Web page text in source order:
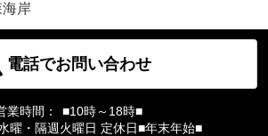
岸
電話でお問い合わせ
業時間：
■10時～18時■
曜・隔週火曜日 定休日■年末年始■